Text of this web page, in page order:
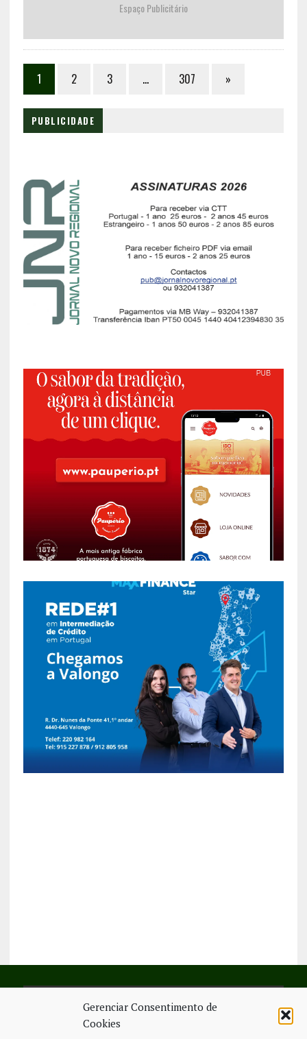
Gerenciar Consentimento de
Cookies
Espaço Publicitário
1 2 3 … 307 »
PUBLICIDADE
SIGA-NOS NO FACEBOOK